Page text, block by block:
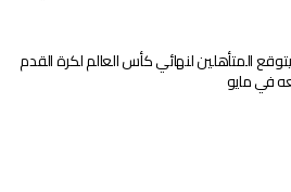
المتأهلين لنهائي كأس العالم لكرة القدم
في مايو